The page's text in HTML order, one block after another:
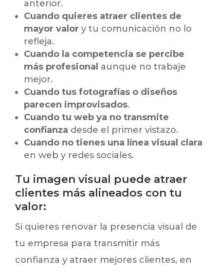
anterior.
Cuando quieres atraer clientes de
mayor valor y tu comunicación no lo
refleja.
Cuando la competencia se percibe
más profesional aunque no trabaje
mejor.
Cuando tus fotografías o diseños
parecen improvisados.
Cuando tu web ya no transmite
confianza desde el primer vistazo.
Cuando no tienes una línea visual clara
en web y redes sociales.
Tu imagen visual puede atraer
clientes más alineados con tu
valor:
Si quieres renovar la presencia visual de
tu empresa para transmitir más
confianza y atraer mejores clientes, en